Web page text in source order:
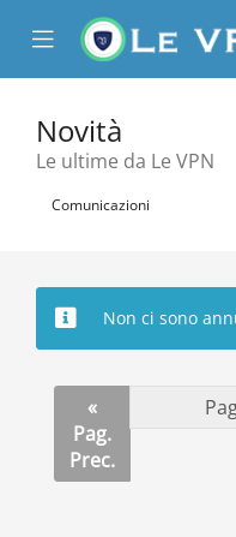
Mobile
Menu
Novità
Le ultime da Le VPN
Comunicazioni
Non ci sono
«
Pag.
Prec.